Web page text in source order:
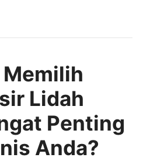
Lidah
Penting
Anda?